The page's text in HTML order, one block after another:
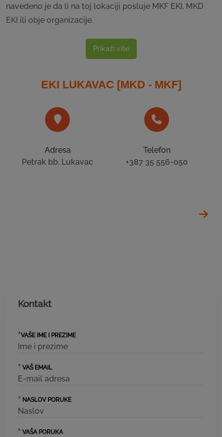
navedeno je da li na toj lokaciji posluje MKF EKI, MKD
EKI ili obje organizacije.
Prikaži više
EKI LUKAVAC [MKD - MKF]
Adresa
Petrak bb, Lukavac
Telefon
+387 35 556-050
Kontakt
*VAŠE IME I PREZIME
* VAŠ EMAIL
* NASLOV PORUKE
* VAŠA PORUKA